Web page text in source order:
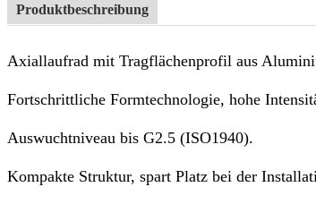
Produktbeschreibung
Axiallaufrad mit Tragflächenprofil aus
Fortschrittliche Formtechnologie, hohe
Auswuchtniveau bis G2.5 (ISO1940).
Kompakte Struktur, spart Platz bei der